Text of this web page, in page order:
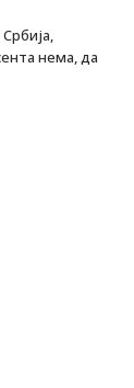
нема, да